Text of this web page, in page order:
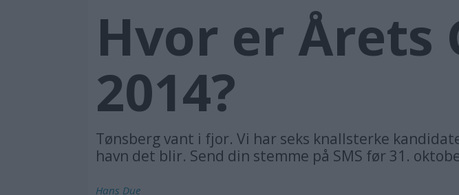
Hvor er Årets
2014?
Tønsberg vant i fjor. Vi har seks knallsterke
havn det blir. Send din stemme på SMS før 31.
Hans Due